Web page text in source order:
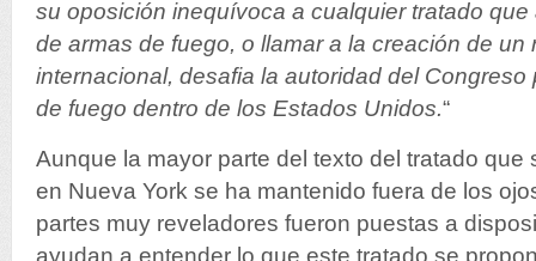
su oposición inequívoca a cualquier tratado
de armas de fuego, o llamar a la creación de un
internacional, desafia la autoridad del Congreso
de fuego dentro de los Estados Unidos.“
Aunque la mayor parte del texto del tratado que
en Nueva York se ha mantenido fuera de los
partes muy reveladores fueron puestas a
ayudan a entender lo que este tratado se